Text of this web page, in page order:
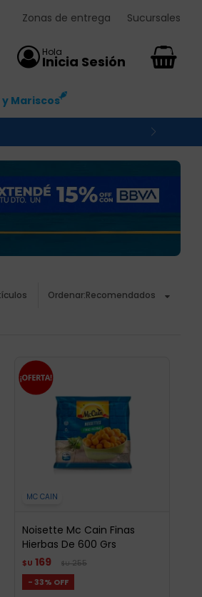
Mariscos
0
Zonas de entrega Sucursales
Recomendados
MC CAIN
Noisette Mc Cain Finas
Hierbas De 600 Grs
$U 169 $U 255
33